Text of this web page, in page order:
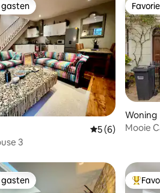
gasten
gasten
Gemiddelde
5 (6)
3
Woning
Mooie
gasten
gasten